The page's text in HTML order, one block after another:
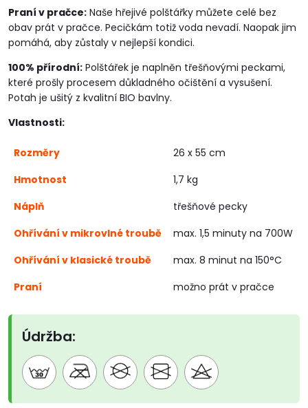
Praní v pračce: Naše hřejivé polštářky můžete celé bez
obav prát v pračce. Pecičkám totiž voda nevadí. Naopak jim
pomáhá, aby zůstaly v nejlepší kondici.
100% přírodní: Polštářek je naplněn třešňovými peckami,
které prošly procesem důkladného očištění a vysušení.
Potah je ušitý z kvalitní BIO bavlny.
Vlastnosti:
Rozměry
26 x 55 cm
Hmotnost
1,7 kg
Náplň
třešňové pecky
Ohřívání v mikrovlné troubě
max. 1,5 minuty na 700W
Ohřívání v klasické troubě
max. 8 minut na 150°C
Praní
možno prát v pračce
Údržba: